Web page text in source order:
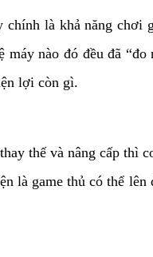
là khả năng chơi
nào đó đều đã “đo
lợi còn gì.
thế và nâng cấp thì
là game thủ có thể lên